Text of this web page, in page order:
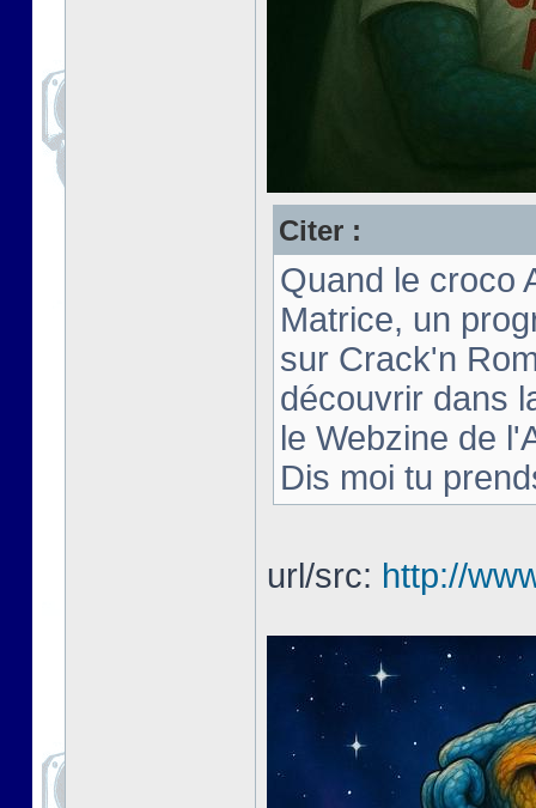
Citer :
Quand le croco
Matrice, un
sur Crack'n
découvrir dans
le Webzine de
Dis moi tu
url/src: http://